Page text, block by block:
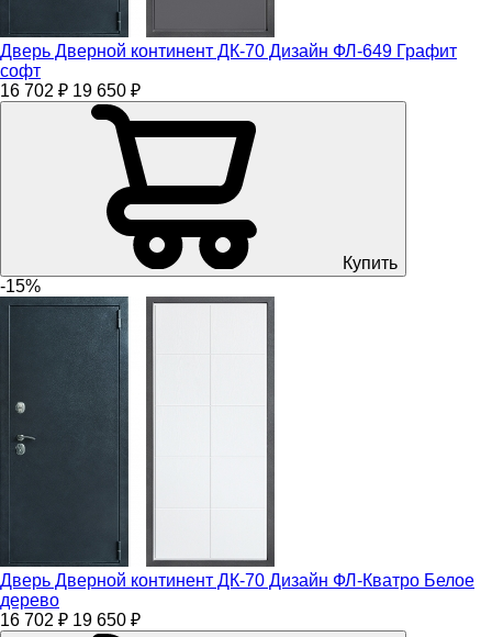
Дверь Дверной континент ДК-70 Дизайн ФЛ-649 Графит
софт
16 702 ₽ 19 650 ₽
Купить
-15%
Дверь Дверной континент ДК-70 Дизайн ФЛ-Кватро Белое
дерево
16 702 ₽ 19 650 ₽